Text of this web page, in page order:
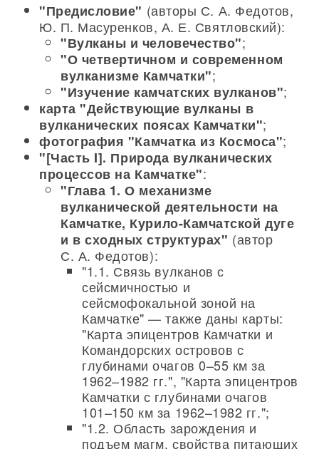
"Предисловие" (авторы С. А. Федотов,
Ю. П. Масуренков, А. Е. Святловский):
"Вулканы и человечество";
"О четвертичном и современном
вулканизме Камчатки";
"Изучение камчатских вулканов";
карта "Действующие вулканы в
вулканических поясах Камчатки";
фотография "Камчатка из Космоса";
"[Часть I]. Природа вулканических
процессов на Камчатке":
"Глава 1. О механизме
вулканической деятельности на
Камчатке, Курило-Камчатской дуге
и в сходных структурах" (автор
С. А. Федотов):
"1.1. Связь вулканов с
сейсмичностью и
сейсмофокальной зоной на
Камчатке" — также даны карты:
"Карта эпицентров Камчатки и
Командорских островов с
глубинами очагов 0–55 км за
1962–1982 гг.", "Карта эпицентров
Камчатки с глубинами очагов
101–150 км за 1962–1982 гг.";
"1.2. Область зарождения и
подъем магм, свойства питающих